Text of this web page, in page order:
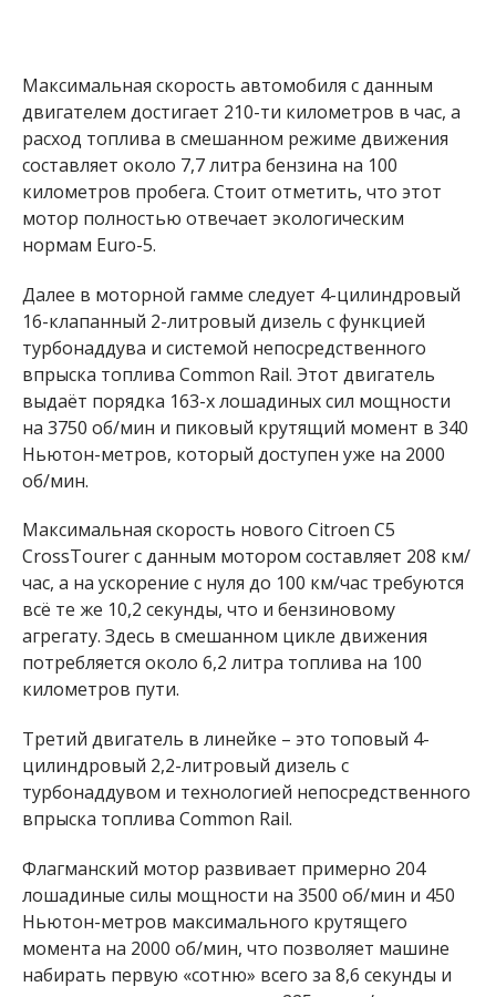
Максимальная скорость автомобиля с данным
двигателем достигает 210-ти километров в час, а
расход топлива в смешанном режиме движения
составляет около 7,7 литра бензина на 100
километров пробега. Стоит отметить, что этот
мотор полностью отвечает экологическим
нормам Euro-5.
Далее в моторной гамме следует 4-цилиндровый
16-клапанный 2-литровый дизель с функцией
турбонаддува и системой непосредственного
впрыска топлива Common Rail. Этот двигатель
выдаёт порядка 163-х лошадиных сил мощности
на 3750 об/мин и пиковый крутящий момент в 340
Ньютон-метров, который доступен уже на 2000
об/мин.
Максимальная скорость нового Citroen C5
CrossTourer с данным мотором составляет 208 км/
час, а на ускорение с нуля до 100 км/час требуются
всё те же 10,2 секунды, что и бензиновому
агрегату. Здесь в смешанном цикле движения
потребляется около 6,2 литра топлива на 100
километров пути.
Третий двигатель в линейке – это топовый 4-
цилиндровый 2,2-литровый дизель с
турбонаддувом и технологией непосредственного
впрыска топлива Common Rail.
Флагманский мотор развивает примерно 204
лошадиные силы мощности на 3500 об/мин и 450
Ньютон-метров максимального крутящего
момента на 2000 об/мин, что позволяет машине
набирать первую «сотню» всего за 8,6 секунды и